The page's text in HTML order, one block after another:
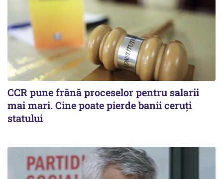
CCR pune frână proceselor pentru salarii
mai mari. Cine poate pierde banii ceruți
statului